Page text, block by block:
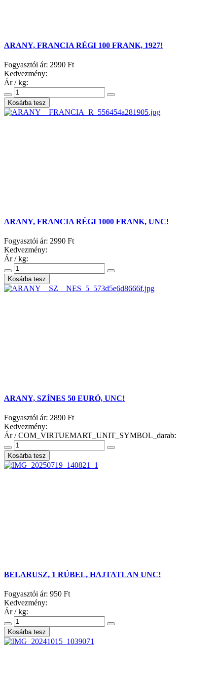
ARANY, FRANCIA RÉGI 100 FRANK, 1927!
Fogyasztói ár: 2990 Ft
Kedvezmény:
Ár / kg:
ARANY, FRANCIA RÉGI 1000 FRANK, UNC!
Fogyasztói ár: 2990 Ft
Kedvezmény:
Ár / kg:
ARANY, SZÍNES 50 EURÓ, UNC!
Fogyasztói ár: 2890 Ft
Kedvezmény:
Ár / COM_VIRTUEMART_UNIT_SYMBOL_darab:
BELARUSZ, 1 RÚBEL, HAJTATLAN UNC!
Fogyasztói ár: 950 Ft
Kedvezmény:
Ár / kg: